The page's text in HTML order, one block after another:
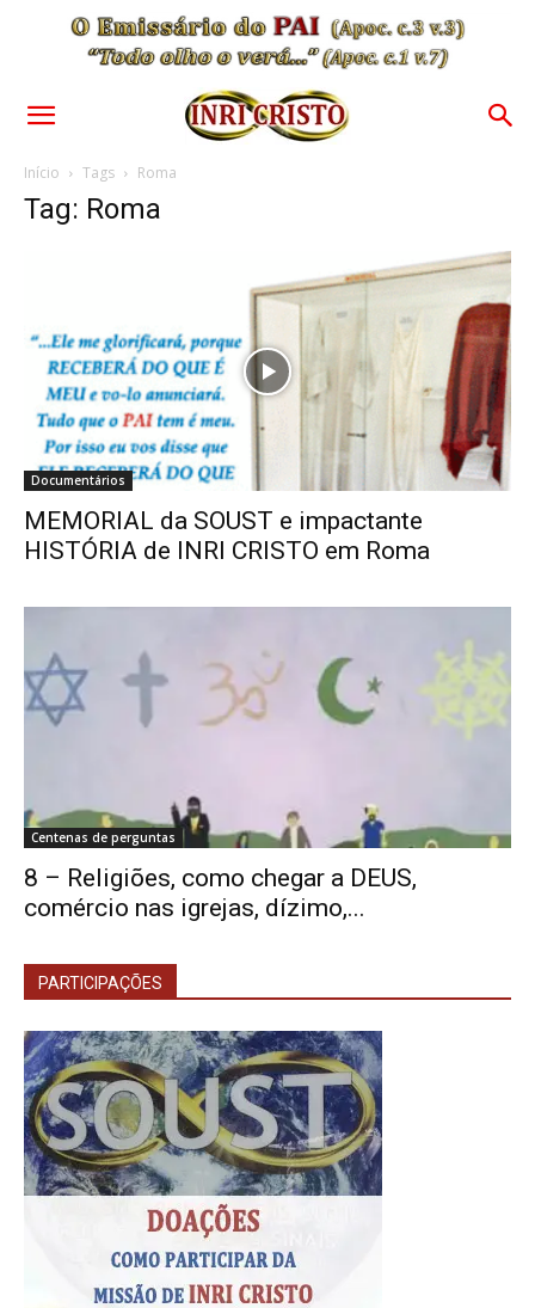
Início Tags Roma
Tag: Roma
Documentários
MEMORIAL da SOUST e impactante
HISTÓRIA de INRI CRISTO em Roma
Centenas de perguntas
8 – Religiões, como chegar a DEUS,
comércio nas igrejas, dízimo,...
PARTICIPAÇÕES